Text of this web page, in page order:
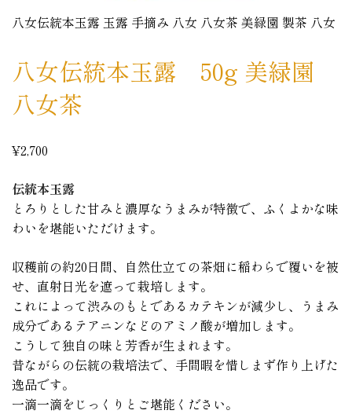
八女伝統本玉露 玉露 手摘み 八女 八女茶 美緑園 製茶 八女
八女伝統本玉露 50g 美緑園
八女茶
¥2,700
伝統本玉露
とろりとした甘みと濃厚なうまみが特徴で、ふくよかな味
わいを堪能いただけます。
収穫前の約20日間、自然仕立ての茶畑に稲わらで覆いを被
せ、直射日光を遮って栽培します。
これによって渋みのもとであるカテキンが減少し、うまみ
成分であるテアニンなどのアミノ酸が増加します。
こうして独自の味と芳香が生まれます。
昔ながらの伝統の栽培法で、手間暇を惜しまず作り上げた
逸品です。
一滴一滴をじっくりとご堪能ください。